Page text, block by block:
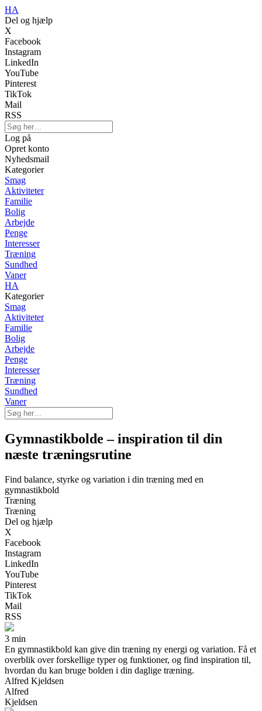
HA
Del og hjælp
X
Facebook
Instagram
LinkedIn
YouTube
Pinterest
TikTok
Mail
RSS
Log på
Opret konto
Nyhedsmail
Kategorier
Smag
Aktiviteter
Familie
Bolig
Arbejde
Penge
Interesser
Træning
Sundhed
Vaner
HA
Kategorier
Smag
Aktiviteter
Familie
Bolig
Arbejde
Penge
Interesser
Træning
Sundhed
Vaner
Gymnastikbolde – inspiration til din
næste træningsrutine
Find balance, styrke og variation i din træning med en
gymnastikbold
Træning
Træning
Del og hjælp
X
Facebook
Instagram
LinkedIn
YouTube
Pinterest
TikTok
Mail
RSS
3 min
En gymnastikbold kan give din træning ny energi og variation. Få et
overblik over forskellige typer og funktioner, og find inspiration til,
hvordan du kan bruge bolden i din daglige træning.
Alfred Kjeldsen
Alfred
Kjeldsen